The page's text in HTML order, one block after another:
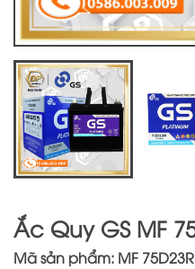
Ắc Quy GS MF
Mã sản phẩm: MF 75D23R